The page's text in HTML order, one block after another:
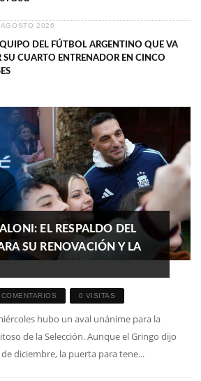
2026
DEL FÚTBOL ARGENTINO QUE VA
SU CUARTO ENTRENADOR EN CINCO
EL RESPALDO DEL
SU RENOVACIÓN Y LA
0 VISITAS
hubo un aval unánime para la
de la Selección. Aunque el Gringo dijo
diciembre, la puerta para tene...